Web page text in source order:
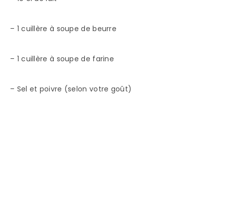
– 1 cuillère à soupe de beurre
– 1 cuillère à soupe de farine
– Sel et poivre (selon votre goût)